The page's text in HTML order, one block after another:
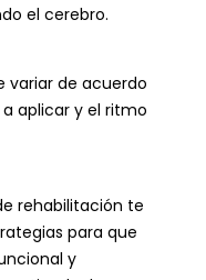
el cerebro.
variar de acuerdo
aplicar y el ritmo
rehabilitación te
para que
y